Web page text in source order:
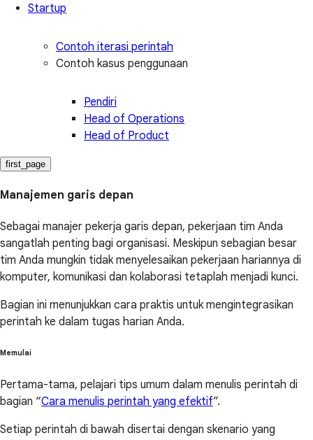
Startup
Contoh iterasi perintah
Contoh kasus penggunaan
Pendiri
Head of Operations
Head of Product
first_page
Manajemen garis depan
Sebagai manajer pekerja garis depan, pekerjaan tim Anda
sangatlah penting bagi organisasi. Meskipun sebagian besar
tim Anda mungkin tidak menyelesaikan pekerjaan hariannya di
komputer, komunikasi dan kolaborasi tetaplah menjadi kunci.
Bagian ini menunjukkan cara praktis untuk mengintegrasikan
perintah ke dalam tugas harian Anda.
Memulai
Pertama-tama, pelajari tips umum dalam menulis perintah di
bagian “Cara menulis perintah yang efektif”.
Setiap perintah di bawah disertai dengan skenario yang